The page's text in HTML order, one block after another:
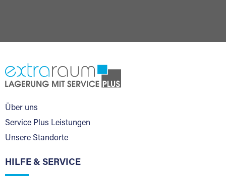
Über uns
Service Plus Leistungen
Unsere Standorte
HILFE & SERVICE